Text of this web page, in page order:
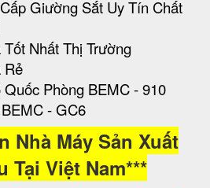
Giường Sắt Uy Tín Chất
Nhất Thị Trường
Rẻ
Phòng BEMC - 910
- GC6
Nhà Máy Sản Xuất
Tại Việt Nam***